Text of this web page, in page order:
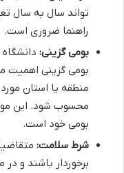
تواند سال به سال
راهنما ضروری است.
بومی گزینی:
بومی گزینی اهمیت
منطقه یا استان
محسوب شود. این
بومی خود است.
شرط سلامت:
برخوردار باشند و